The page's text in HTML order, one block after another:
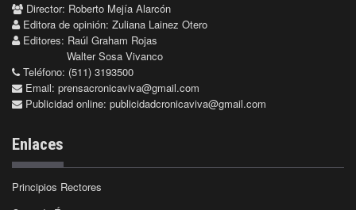
Director: Roberto Mejía Alarcón
Editora de opinión: Zuliana Lainez Otero
Editores: Raúl Graham Rojas
Walter Sosa Vivanco
Teléfono: (511) 3193500
Email: prensacronicaviva@gmail.com
Publicidad online: publicidadcronicaviva@gmail.com
Enlaces
Principios Rectores